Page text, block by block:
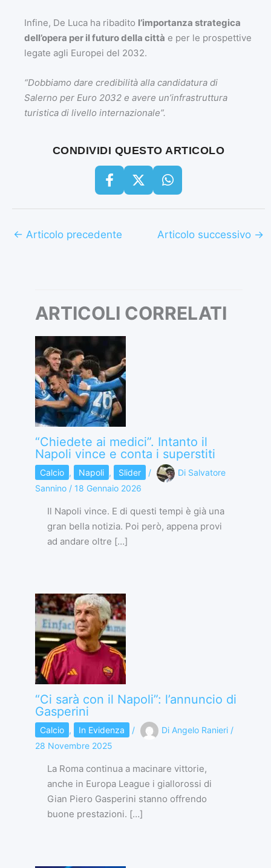
Infine, De Luca ha ribadito l’importanza strategica
dell’opera per il futuro della città e per le prospettive
legate agli Europei del 2032.
“Dobbiamo dare credibilità alla candidatura di
Salerno per Euro 2032 e avere un’infrastruttura
turistica di livello internazionale”.
CONDIVIDI QUESTO ARTICOLO
← Articolo precedente Articolo successivo →
ARTICOLI CORRELATI
“Chiedete ai medici”. Intanto il
Napoli vince e conta i superstiti
Calcio , Napoli , Slider / Di Salvatore
Sannino / 18 Gennaio 2026
Il Napoli vince. E di questi tempi è già una
gran bella notizia. Poi però, appena provi
ad andare oltre […]
“Ci sarà con il Napoli”: l’annuncio di
Gasperini
Calcio , In Evidenza / Di Angelo Ranieri /
28 Novembre 2025
La Roma continua a macinare vittorie,
anche in Europa League i giallorossi di
Gian Piero Gasperini stanno offrendo
buone prestazioni. […]